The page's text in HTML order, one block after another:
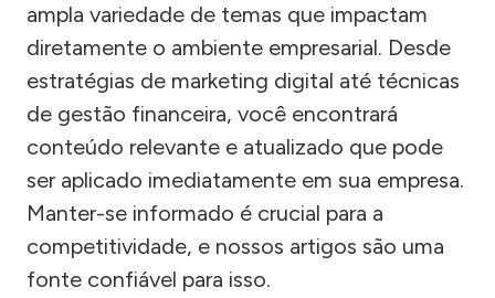
ampla variedade de temas que impactam
diretamente o ambiente empresarial. Desde
estratégias de marketing digital até técnicas
de gestão financeira, você encontrará
conteúdo relevante e atualizado que pode
ser aplicado imediatamente em sua empresa.
Manter-se informado é crucial para a
competitividade, e nossos artigos são uma
fonte confiável para isso.